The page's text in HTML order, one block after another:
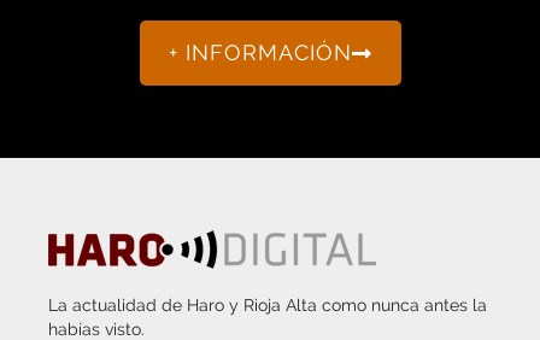
+ INFORMACIÓN
La actualidad de Haro y Rioja Alta como nunca antes la
habías visto.